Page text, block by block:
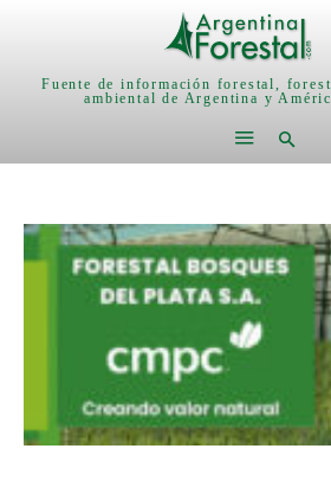
Fuente de información forestal,
ambiental de Argentina y